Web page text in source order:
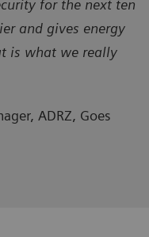
for the next ten
and gives energy
is what we really
ADRZ, Goes